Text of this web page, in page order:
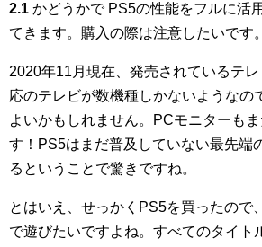
2.1 かどうかで PS5の性能をフルに活
てきます。購入の際は注意したいです。
2020年11月現在、発売されているテ
応のテレビが数機種しかないようなの
よいかもしれません。PCモニターも
す！PS5はまだ普及していない最先端
るということで驚きですね。
とはいえ、せっかくPS5を買ったので
で遊びたいですよね。すべてのタイト